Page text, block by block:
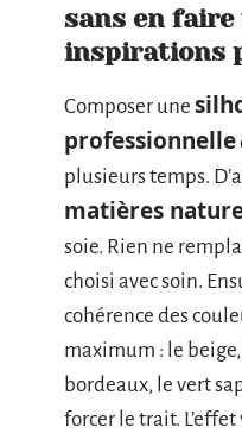
sans en
inspirations
Composer une
professionnelle
plusieurs temps.
matières
soie. Rien ne
choisi avec soin.
cohérence des
maximum : le
bordeaux, le vert
forcer le trait.